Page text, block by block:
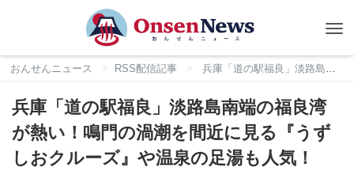
おんせんニュース RSS配信記事 兵庫「道の駅福良」淡路島南端の福良湾が熱い！鳴門の渦潮を間近に見る『うずしおクルーズ』や温泉の足湯も人気！
兵庫「道の駅福良」淡路島南端の福良湾
が熱い！鳴門の渦潮を間近に見る『うず
しおクルーズ』や温泉の足湯も人気！